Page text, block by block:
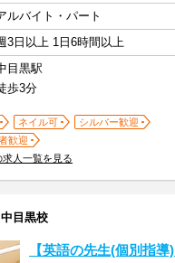
ルバイト・パート
3日以上 1日6時間以上
目黒駅
歩3分
ネイル可
シルバー歓迎
歓迎
人一覧を見る
目黒校
【英語の先生(個別指導